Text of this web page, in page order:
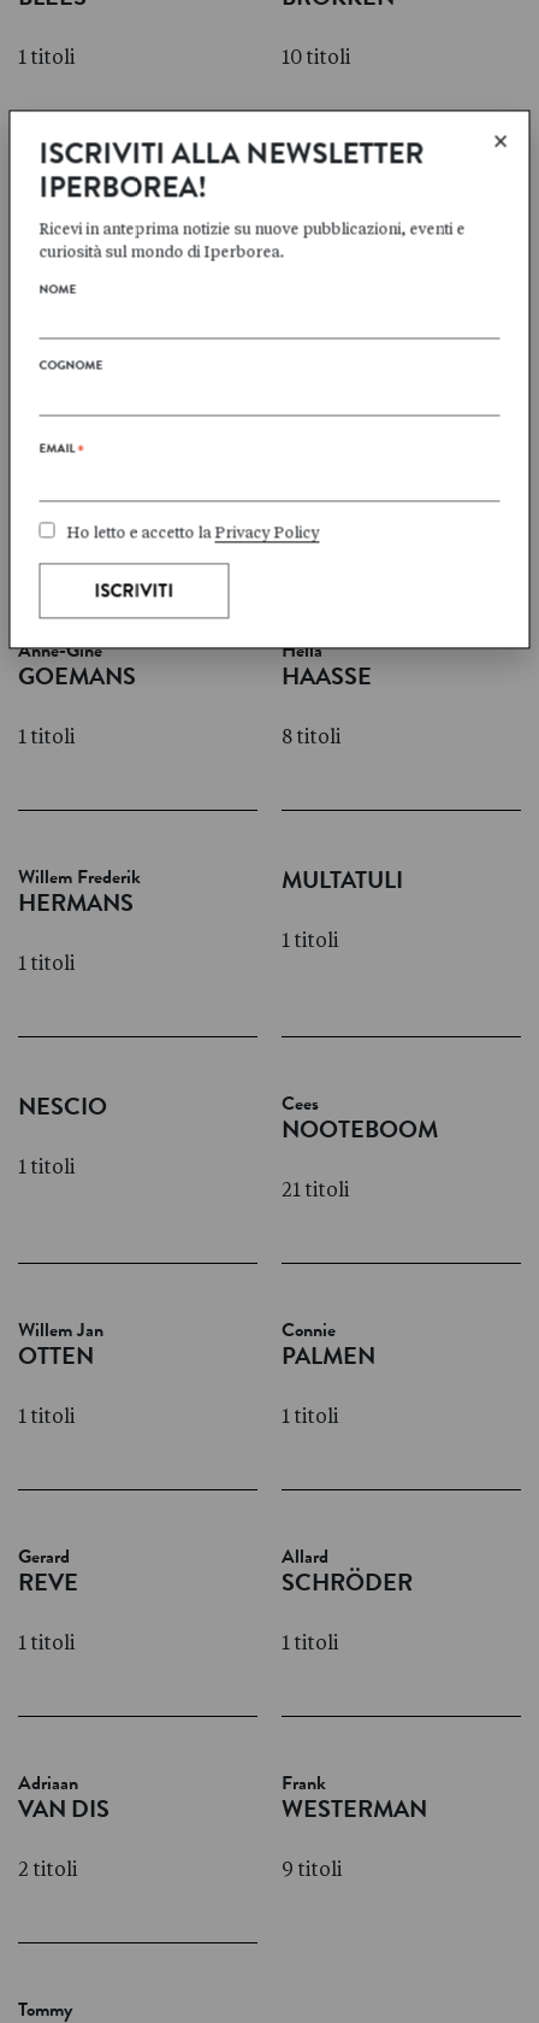
1 titoli 10 titoli
Jeroen
BROUWERS
1 titoli
DEEN
DURLACHER
1 titoli 1 titoli
Anne-Gine
GOEMANS
1 titoli
Hella
HAASSE
8 titoli
Willem Frederik
HERMANS
1 titoli
MULTATULI
1 titoli
NESCIO
1 titoli
Cees
NOOTEBOOM
21 titoli
Willem Jan
OTTEN
1 titoli
Connie
PALMEN
1 titoli
Gerard
REVE
1 titoli
Allard
SCHRÖDER
1 titoli
Adriaan
VAN DIS
2 titoli
Frank
WESTERMAN
9 titoli
Tommy
×
ISCRIVITI ALLA NEWSLETTER
IPERBOREA!
Ricevi in anteprima notizie su nuove pubblicazioni, eventi e
curiosità sul mondo di Iperborea.
NOME
COGNOME
EMAIL*
Ho letto e accetto laPrivacy Policy